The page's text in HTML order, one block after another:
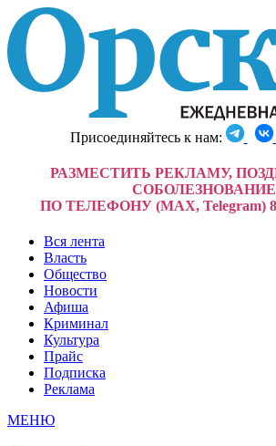
Присоединяйтесь к нам:
РАЗМЕСТИТЬ РЕКЛАМУ,
СОБОЛЕЗНОВАНИЕ
ПО ТЕЛЕФОНУ (MAX, Telegram) 8-
Вся лента
Власть
Общество
Новости
Афиша
Криминал
Культура
Прайс
Подписка
Реклама
МЕНЮ